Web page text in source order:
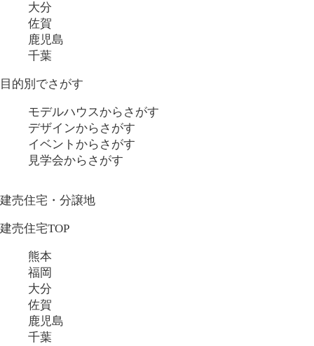
大分
佐賀
鹿児島
千葉
目的別でさがす
モデルハウスからさがす
デザインからさがす
イベントからさがす
見学会からさがす
建売住宅・分譲地
建売住宅TOP
熊本
福岡
大分
佐賀
鹿児島
千葉